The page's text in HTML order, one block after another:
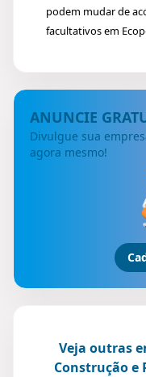
podem mudar de
facultativos em
ANUNCIE
Divulgue sua
agora mesmo!
Veja outras
Construção e